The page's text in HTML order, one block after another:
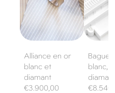
Alliance en or
blanc et
diamant
Prix
€3.900,00
Bague
blanc,
Prix